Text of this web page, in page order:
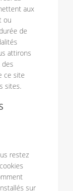
aux
ou
de
attirons
ce site
sites.
restez
sur